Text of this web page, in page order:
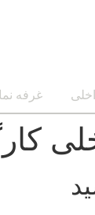
غرفه